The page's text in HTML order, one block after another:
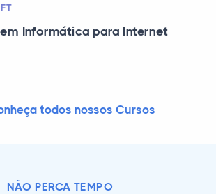
Informática para Internet
todos nossos Cursos
NÃO PERCA TEMPO